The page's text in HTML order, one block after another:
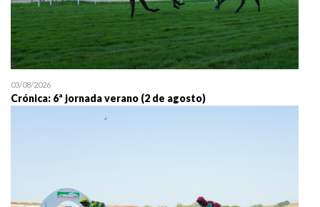
03/08/2026
Crónica: 6ª jornada verano (2 de agosto)